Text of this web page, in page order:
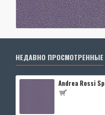
НЕДАВНО ПРОСМОТРЕННЫЕ
Andrea Rossi